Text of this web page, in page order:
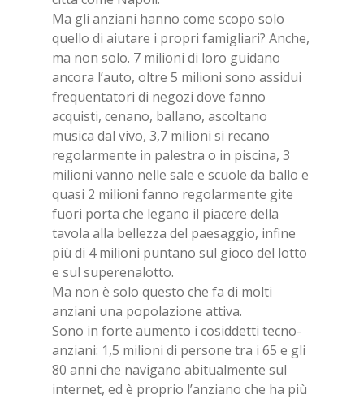
Ma gli anziani hanno come scopo solo
quello di aiutare i propri famigliari? Anche,
ma non solo. 7 milioni di loro guidano
ancora l’auto, oltre 5 milioni sono assidui
frequentatori di negozi dove fanno
acquisti, cenano, ballano, ascoltano
musica dal vivo, 3,7 milioni si recano
regolarmente in palestra o in piscina, 3
milioni vanno nelle sale e scuole da ballo e
quasi 2 milioni fanno regolarmente gite
fuori porta che legano il piacere della
tavola alla bellezza del paesaggio, infine
più di 4 milioni puntano sul gioco del lotto
e sul superenalotto.
Ma non è solo questo che fa di molti
anziani una popolazione attiva.
Sono in forte aumento i cosiddetti tecno-
anziani: 1,5 milioni di persone tra i 65 e gli
80 anni che navigano abitualmente sul
internet, ed è proprio l’anziano che ha più